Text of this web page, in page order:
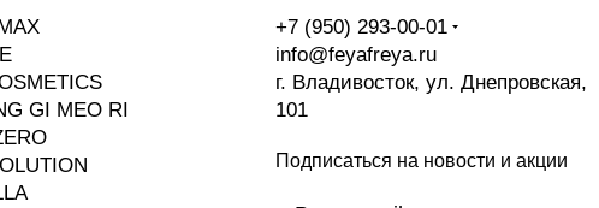
GI MEO RI
+7 (950) 293-00-01
info@feyafreya.ru
г. Владивосток, ул. Днепровская,
101
Подписаться на новости и акции